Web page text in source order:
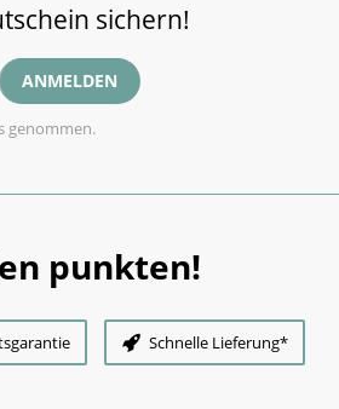
sichern!
ANMELDEN
genommen.
punkten!
Schnelle Lieferung*